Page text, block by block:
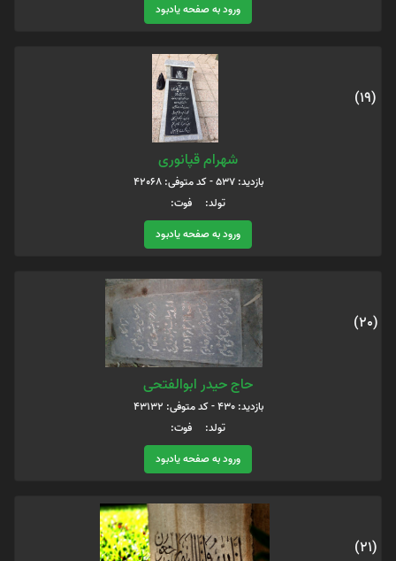
ورود به صفحه یادبود
(19)
شهرام قپانوری
بازدید: 537 - کد متوفی: 42068
تولد: فوت:
ورود به صفحه یادبود
(20)
حاج حیدر ابوالفتحی
بازدید: 430 - کد متوفی: 43132
تولد: فوت:
ورود به صفحه یادبود
(21)